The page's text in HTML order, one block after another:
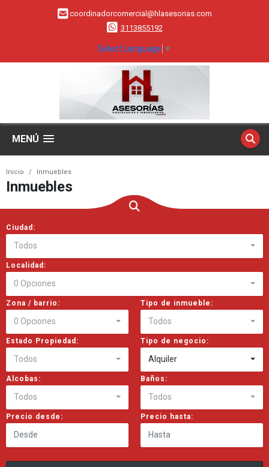
coordinadorcomercial@hlasesorias.com
3113855192
Select Language ▼
MENÚ
Inicio Inmuebles
Inmuebles
Ciudad:
Todos
Localidad:
0 Opciones
Zona / barrio:
0 Opciones
Tipo de inmueble:
Todos
Estado Propiedad:
Todos
Tipo de negocio:
Alquiler
Alcobas:
Todos
Baños:
Todos
Precio desde: Precio hasta: